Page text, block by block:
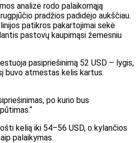
analizė rodo palaikomąją
pradžios padidėjo aukščiau.
patikros pakartojimai sekė
pastovų kaupimąsi žemesniu
pasipriešinimą 52 USD – lygis,
buvo atmestas kelis kartus.
po kurio bus
kelią iki 54–56 USD, o kylančios
palaikymas.